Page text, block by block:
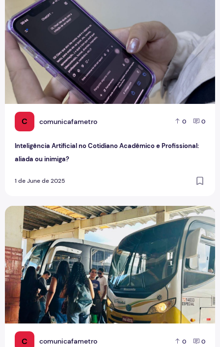
C comunicafametro 0 0
Inteligência Artificial no Cotidiano Acadêmico e Profissional:
aliada ou inimiga?
1 de June de 2025
C comunicafametro 0 0
Entre dois mundos: a realidade dos universitários de